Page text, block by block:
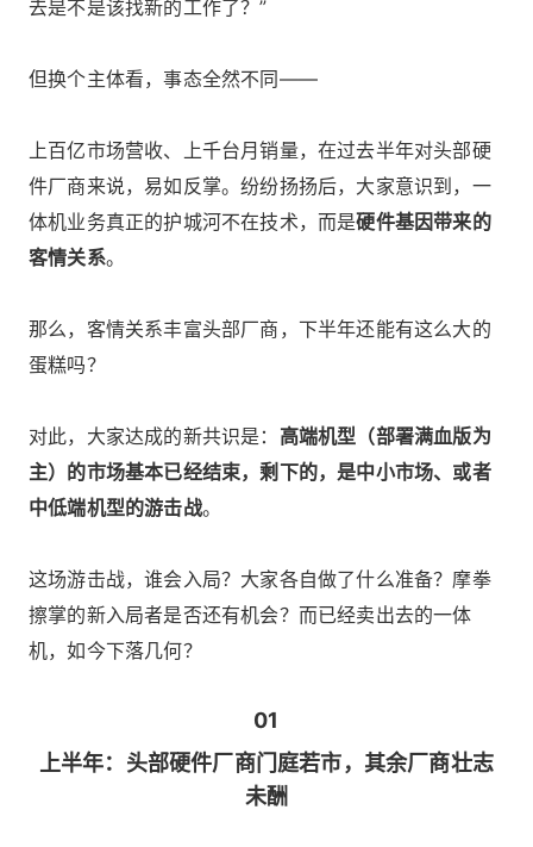
去是不是该找新的工作了？”
但换个主体看，事态全然不同——
上百亿市场营收、上千台月销量，在过去半年对头部硬
件厂商来说，易如反掌。纷纷扬扬后，大家意识到，一
体机业务真正的护城河不在技术，而是硬件基因带来的
客情关系。
那么，客情关系丰富头部厂商，下半年还能有这么大的
蛋糕吗？
对此，大家达成的新共识是： 高端机型（部署满血版为
主）的市场基本已经结束，剩下的，是中小市场、或者
中低端机型的游击战。
这场游击战，谁会入局？大家各自做了什么准备？摩拳
擦掌的新入局者是否还有机会？而已经卖出去的一体
机，如今下落几何？
01
上半年：头部硬件厂商门庭若市，其余厂商壮志
未酬